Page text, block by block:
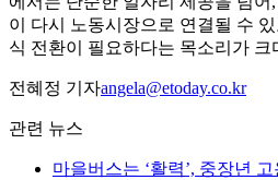
이 다시 노동시장으로 연결될 수
식 전환이 필요하다는 목소리가 크
전혜정 기자angela@etoday.co.kr
관련 뉴스
마을버스는 ‘활력’, 중장년 고